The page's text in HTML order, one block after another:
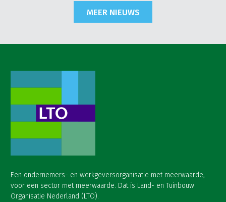
MEER NIEUWS
Een ondernemers- en werkgeversorganisatie met meerwaarde,
voor een sector met meerwaarde. Dat is Land- en Tuinbouw
Organisatie Nederland (LTO).